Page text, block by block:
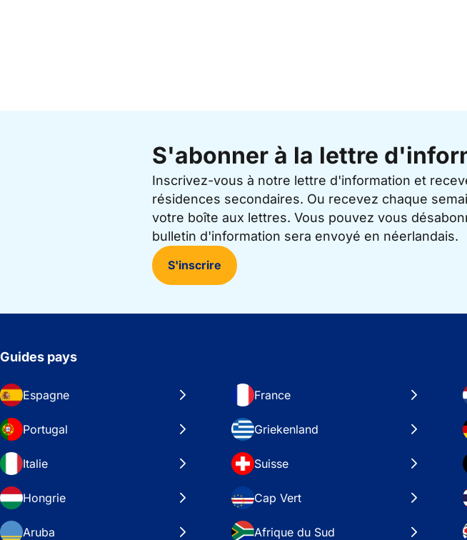
S'abonner à la lettre
Inscrivez-vous à notre lettre d'information et
résidences secondaires. Ou recevez chaque
votre boîte aux lettres. Vous pouvez vous
bulletin d'information sera envoyé en néerlandais.
S'inscrire
Guides pays
Espagne France
Portugal Griekenland
Italie Suisse
Hongrie Cap Vert
Aruba Afrique du Sud